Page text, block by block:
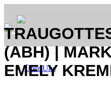
Über Uns
(ABH) |
EMELY